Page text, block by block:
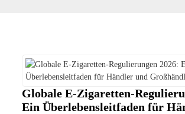
Globale E-Zigaretten-
Ein Überlebensleitfaden für